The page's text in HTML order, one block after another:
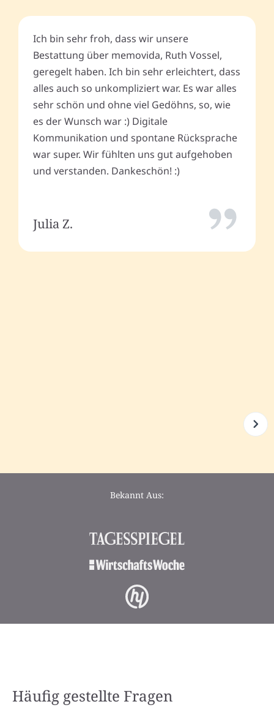
Ich bin sehr froh, dass wir unsere
Bestattung über memovida, Ruth Vossel,
geregelt haben. Ich bin sehr erleichtert, dass
alles auch so unkompliziert war. Es war alles
sehr schön und ohne viel Gedöhns, so, wie
es der Wunsch war :) Digitale
Kommunikation und spontane Rücksprache
war super. Wir fühlten uns gut aufgehoben
und verstanden. Dankeschön! :)
Julia Z.
Bekannt Aus:
Häufig gestellte Fragen